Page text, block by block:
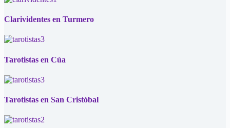
Clarividentes en Turmero
Tarotistas en Cúa
Tarotistas en San Cristóbal